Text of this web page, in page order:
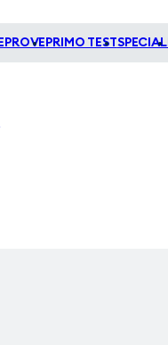
PROVE PRIMO TESTSPECIALI